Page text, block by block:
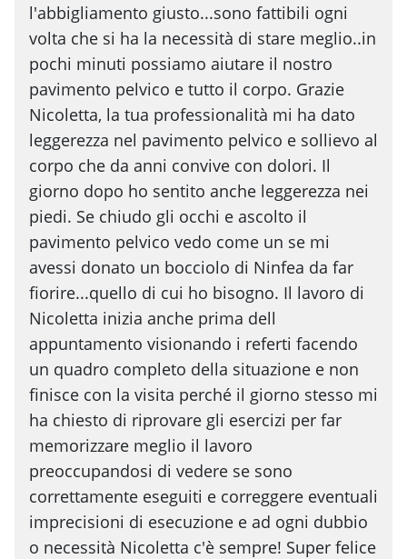
l'abbigliamento giusto...sono fattibili ogni
volta che si ha la necessità di stare meglio..in
pochi minuti possiamo aiutare il nostro
pavimento pelvico e tutto il corpo. Grazie
Nicoletta, la tua professionalità mi ha dato
leggerezza nel pavimento pelvico e sollievo al
corpo che da anni convive con dolori. Il
giorno dopo ho sentito anche leggerezza nei
piedi. Se chiudo gli occhi e ascolto il
pavimento pelvico vedo come un se mi
avessi donato un bocciolo di Ninfea da far
fiorire...quello di cui ho bisogno. Il lavoro di
Nicoletta inizia anche prima dell
appuntamento visionando i referti facendo
un quadro completo della situazione e non
finisce con la visita perché il giorno stesso mi
ha chiesto di riprovare gli esercizi per far
memorizzare meglio il lavoro
preoccupandosi di vedere se sono
correttamente eseguiti e correggere eventuali
imprecisioni di esecuzione e ad ogni dubbio
o necessità Nicoletta c'è sempre! Super felice